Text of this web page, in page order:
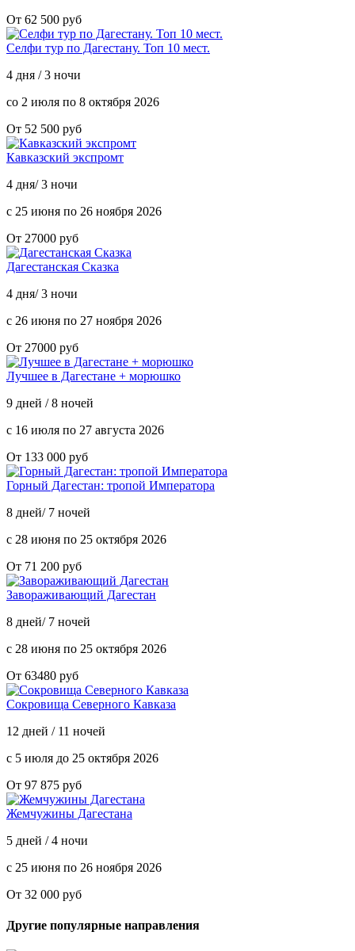
От 62 500 руб
Селфи тур по Дагестану. Топ 10 мест.
4 дня / 3 ночи
со 2 июля по 8 октября 2026
От 52 500 руб
Кавказский экспромт
4 дня/ 3 ночи
с 25 июня по 26 ноября 2026
От 27000 руб
Дагестанская Сказка
4 дня/ 3 ночи
с 26 июня по 27 ноября 2026
От 27000 руб
Лучшее в Дагестане + морюшко
9 дней / 8 ночей
с 16 июля по 27 августа 2026
От 133 000 руб
Горный Дагестан: тропой Императора
8 дней/ 7 ночей
с 28 июня по 25 октября 2026
От 71 200 руб
Завораживающий Дагестан
8 дней/ 7 ночей
с 28 июня по 25 октября 2026
От 63480 руб
Сокровища Северного Кавказа
12 дней / 11 ночей
с 5 июля до 25 октября 2026
От 97 875 руб
Жемчужины Дагестана
5 дней / 4 ночи
с 25 июня по 26 ноября 2026
От 32 000 руб
Другие популярные направления